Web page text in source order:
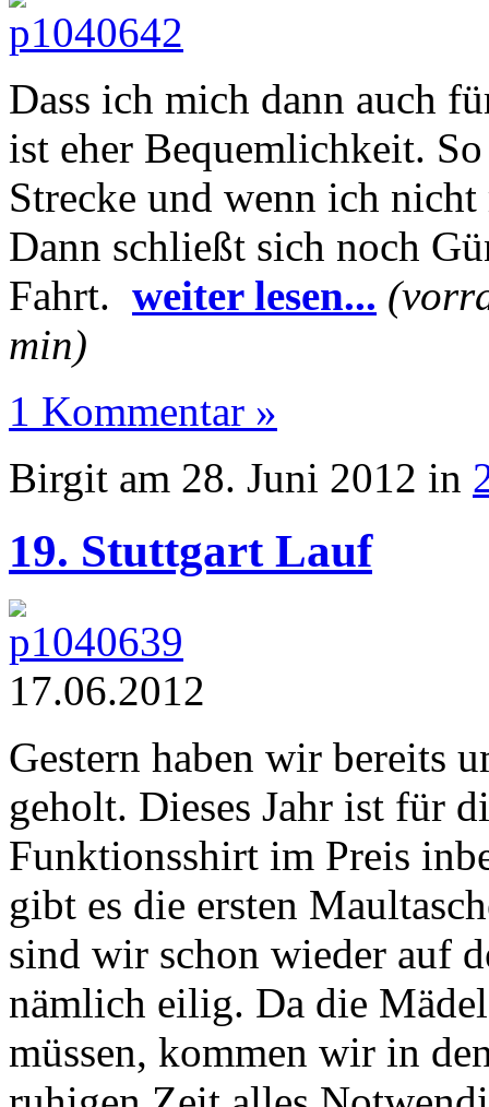
Dass ich mich dann auch
ist eher Bequemlichkeit.
Strecke und wenn ich
Dann schließt sich noch
Fahrt. weiter lesen...
min)
1 Kommentar »
Birgit am 28. Juni 2012 in
19. Stuttgart Lauf
17.06.2012
Gestern haben wir bereits
geholt. Dieses Jahr ist für
Funktionsshirt im Preis
gibt es die ersten
sind wir schon wieder auf
nämlich eilig. Da die
müssen, kommen wir in